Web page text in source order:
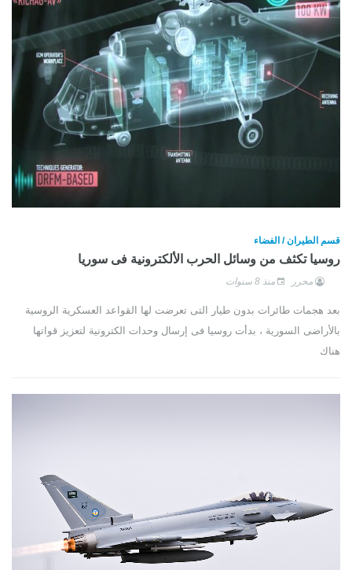
قسم الطيران / الفضاء
روسيا تكثف من وسائل الحرب الألكترونية فى سوريا
محرر منذ 8 سنوات
بعد هجمات طائرات بدون طيار التى تعرضت لها القواعد العسكرية الروسية
بالأراضى السورية ، بدأت روسيا فى إرسال وحدات الكترونية لتعزيز قواتها
هناك